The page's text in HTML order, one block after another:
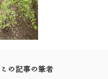
この記事の筆者